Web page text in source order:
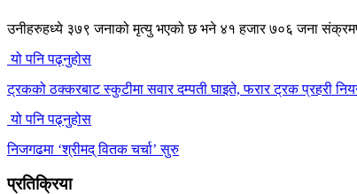
उनीहरुहध्ये ३७९ जनाको मृत्यु भएको छ भने ४१ हजार ७०६ जना
यो पनि पढ्नुहोस
ट्रकको ठक्करबाट स्कुटीमा सवार दम्पती घाइते, फरार ट्रक प्रहरी
यो पनि पढ्नुहोस
निजगढमा ‘श्रीमद् वितक चर्चा’ सुरु
प्रतिक्रिया